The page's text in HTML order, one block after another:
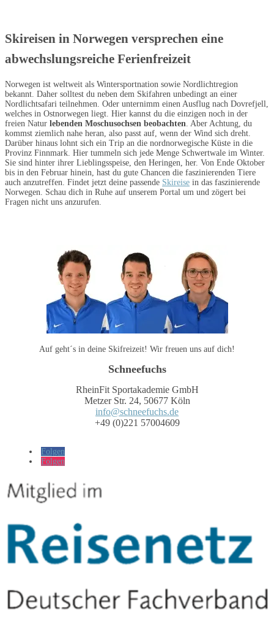
Skireisen in Norwegen versprechen eine
abwechslungsreiche Ferienfreizeit
Norwegen ist weltweit als Wintersportnation sowie Nordlichtregion
bekannt. Daher solltest du neben dem Skifahren unbedingt an einer
Nordlichtsafari teilnehmen. Oder unternimm einen Ausflug nach Dovrefjell,
welches in Ostnorwegen liegt. Hier kannst du die einzigen noch in der
freien Natur lebenden Moschusochsen beobachten. Aber Achtung, du
kommst ziemlich nahe heran, also passt auf, wenn der Wind sich dreht.
Darüber hinaus lohnt sich ein Trip an die nordnorwegische Küste in die
Provinz Finnmark. Hier tummeln sich jede Menge Schwertwale im Winter.
Sie sind hinter ihrer Lieblingsspeise, den Heringen, her. Von Ende Oktober
bis in den Februar hinein, hast du gute Chancen die faszinierenden Tiere
auch anzutreffen. Findet jetzt deine passende Skireise in das faszinierende
Norwegen. Schau dich in Ruhe auf unserem Portal um und zögert bei
Fragen nicht uns anzurufen.
Auf geht´s in deine Skifreizeit! Wir freuen uns auf dich!
Schneefuchs
RheinFit Sportakademie GmbH
Metzer Str. 24, 50677 Köln
info@schneefuchs.de
+49 (0)221 57004609
Folgen
Folgen